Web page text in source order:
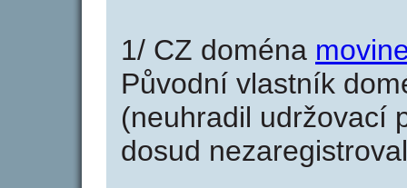
1/ CZ doména
Původní vlastník
(neuhradil udržovací
dosud